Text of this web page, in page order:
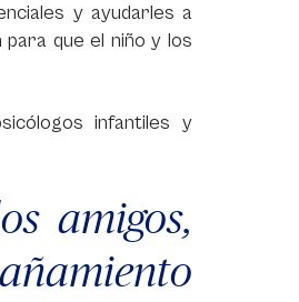
y ayudarles a
que el niño y los
infantiles y
amigos,